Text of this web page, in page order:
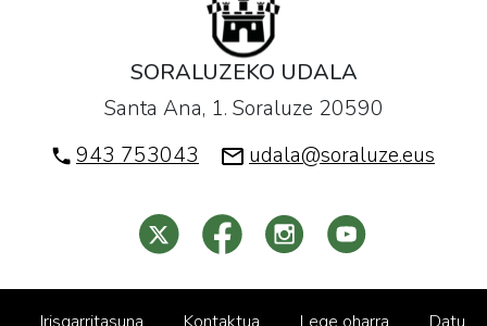
SORALUZEKO UDALA
Santa Ana, 1. Soraluze 20590
943 753043
udala@soraluze.eus